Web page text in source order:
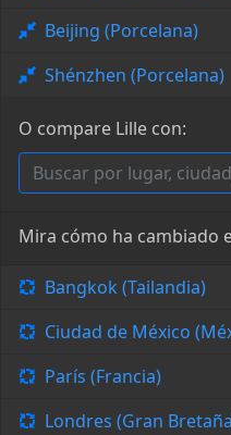
Beijing (Porcelana)
Shénzhen (Porcelana)
O compare Lille con:
Mira cómo ha cambiado
Bangkok (Tailandia)
Ciudad de México
París (Francia)
Londres (Gran